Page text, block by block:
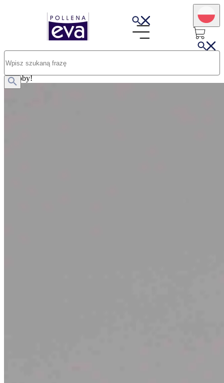
Opublikowano: 25.07.2025
Jak powstrzymać nadmierne wypadanie włosów? Niezawodne
sposoby!